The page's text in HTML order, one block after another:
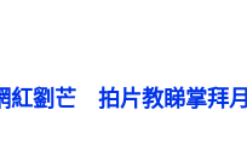
紅劉芒　拍片教睇掌拜